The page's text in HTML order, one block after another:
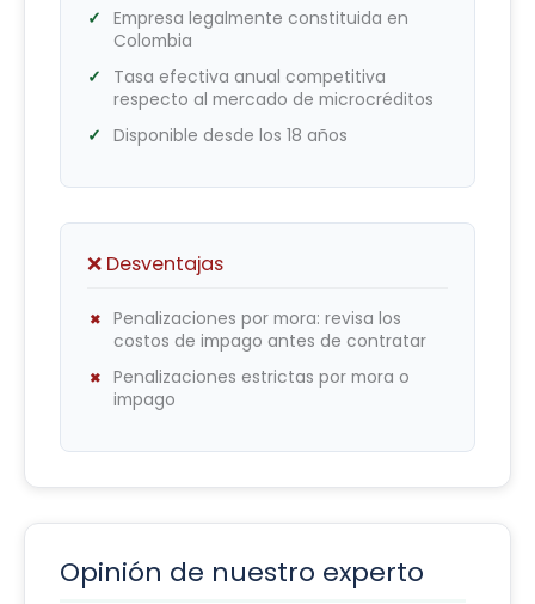
Empresa legalmente constituida en
Colombia
Tasa efectiva anual competitiva
respecto al mercado de microcréditos
Disponible desde los 18 años
❌ Desventajas
Penalizaciones por mora: revisa los
costos de impago antes de contratar
Penalizaciones estrictas por mora o
impago
Opinión de nuestro experto